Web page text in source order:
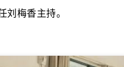
梅香主持。